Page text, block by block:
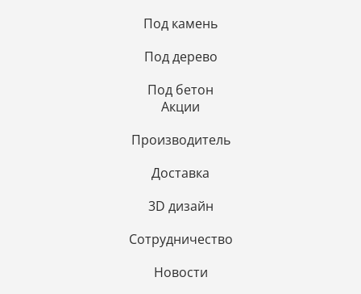
Под камень
Под дерево
Под бетон
Акции
Производитель
Доставка
3D дизайн
Сотрудничество
Новости